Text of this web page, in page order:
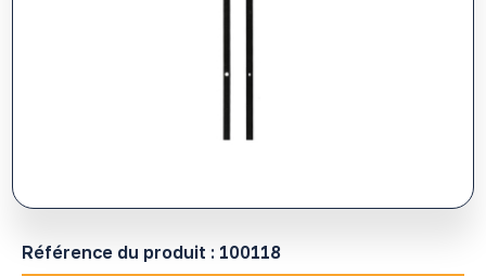
Référence du produit : 100118